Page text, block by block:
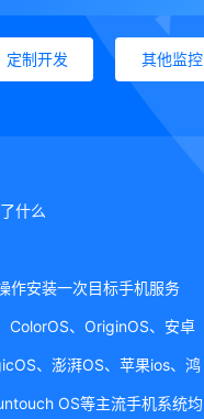
定制开发 其他监控
什么
作安装一次目标手机服务
ColorOS、OriginOS、安卓
、澎湃OS、苹果ios、鸿
OS等主流手机系统均